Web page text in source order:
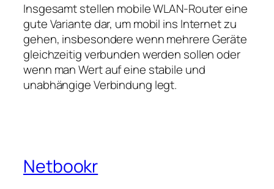
Insgesamt stellen mobile WLAN‑Router eine
gute Variante dar, um mobil ins Internet zu
gehen, insbesondere wenn mehrere Geräte
gleichzeitig verbunden werden sollen oder
wenn man Wert auf eine stabile und
unabhängige Verbindung legt.
Netbookr